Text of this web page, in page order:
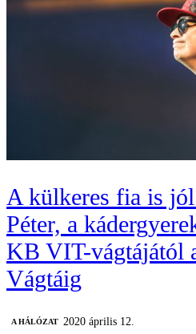
A külkeres fia is
Péter, a
KB VIT-vágtájától
Vágtáig
A HÁLÓZAT
2020 április 12.